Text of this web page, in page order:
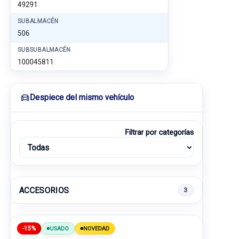
49291
SUBALMACÉN
506
SUBSUBALMACÉN
100045811
Despiece del mismo vehículo
Filtrar por categorías
ACCESORIOS 3
-15% USADO NOVEDAD